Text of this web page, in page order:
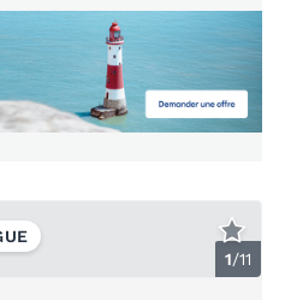
1/11